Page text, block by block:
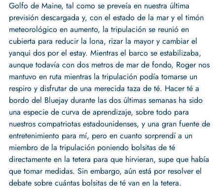
Golfo de Maine, tal como se preveía en nuestra última
previsión descargada y, con el estado de la mar y el timón
meteorológico en aumento, la tripulación se reunió en
cubierta para reducir la lona, rizar la mayor y cambiar el
yanqui dos por el estay. Mientras el barco se estabilizaba,
aunque todavía con dos metros de mar de fondo, Roger nos
mantuvo en ruta mientras la tripulación podía tomarse un
respiro y disfrutar de una merecida taza de té. Hacer té a
bordo del Bluejay durante las dos últimas semanas ha sido
una especie de curva de aprendizaje, sobre todo para
nuestros compatriotas estadounidenses, y una gran fuente de
entretenimiento para mí, pero en cuanto sorprendí a un
miembro de la tripulación poniendo bolsitas de té
directamente en la tetera para que hirvieran, supe que había
que tomar medidas. Sin embargo, aún está por resolver el
debate sobre cuántas bolsitas de té van en la tetera.